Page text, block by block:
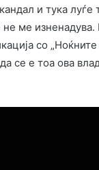
и тука луѓе
не ме
со
се е тоа ова